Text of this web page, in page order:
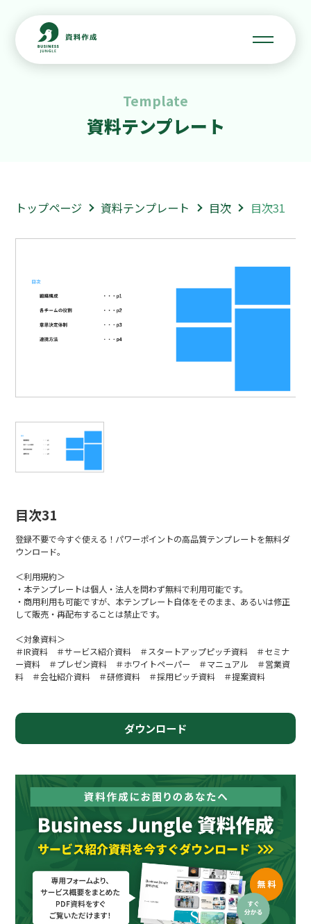
Template
資料テンプレート
トップページ 資料テンプレート 目次 目次31
目次31
登録不要で今すぐ使える！パワーポイントの高品質テンプレートを無料ダ
ウンロード。
＜利用規約＞
・本テンプレートは個人・法人を問わず無料で利用可能です。
・商用利用も可能ですが、本テンプレート自体をそのまま、あるいは修正
して販売・再配布することは禁止です。
＜対象資料＞
＃IR資料 ＃サービス紹介資料 ＃スタートアップピッチ資料 ＃セミナ
ー資料 ＃プレゼン資料 ＃ホワイトペーパー ＃マニュアル ＃営業資
料 ＃会社紹介資料 ＃研修資料 ＃採用ピッチ資料 ＃提案資料
ダウンロード